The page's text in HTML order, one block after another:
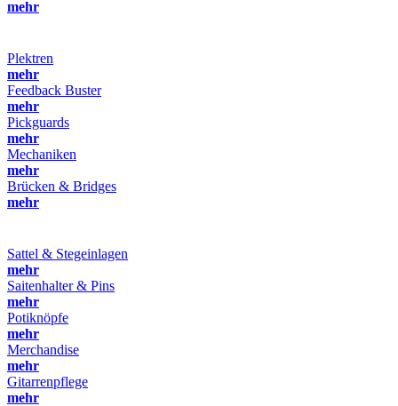
mehr
Plektren
mehr
Feedback Buster
mehr
Pickguards
mehr
Mechaniken
mehr
Brücken & Bridges
mehr
Sattel & Stegeinlagen
mehr
Saitenhalter & Pins
mehr
Potiknöpfe
mehr
Merchandise
mehr
Gitarrenpflege
mehr